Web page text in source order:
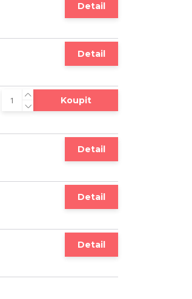
Detail
Detail
Koupit
Detail
Detail
Detail